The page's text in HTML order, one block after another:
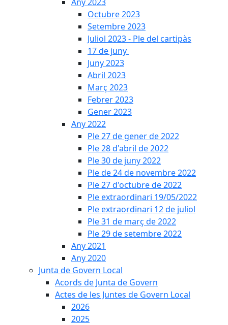
Octubre 2023
Setembre 2023
Juliol 2023 - Ple del cartipàs
17 de juny
Juny 2023
Abril 2023
Març 2023
Febrer 2023
Gener 2023
Any 2022
Ple 27 de gener de 2022
Ple 28 d'abril de 2022
Ple 30 de juny 2022
Ple de 24 de novembre 2022
Ple 27 d'octubre de 2022
Ple extraordinari 19/05/2022
Ple extraordinari 12 de juliol
Ple 31 de març de 2022
Ple 29 de setembre 2022
Any 2021
Any 2020
Junta de Govern Local
Acords de Junta de Govern
Actes de les Juntes de Govern Local
2026
2025